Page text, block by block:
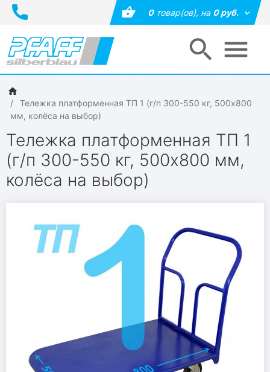
0товар(ов),на0 руб.
Тележка платформенная ТП 1 (г/п 300-550 кг, 500х800
мм, колёса на выбор)
Тележка платформенная ТП 1
(г/п 300-550 кг, 500х800 мм,
колёса на выбор)